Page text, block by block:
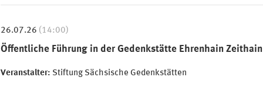
26.07.26 (14:00)
Öffentliche Führung in der Gedenkstätte Ehrenhain Zeithain
Veranstalter: Stiftung Sächsische Gedenkstätten